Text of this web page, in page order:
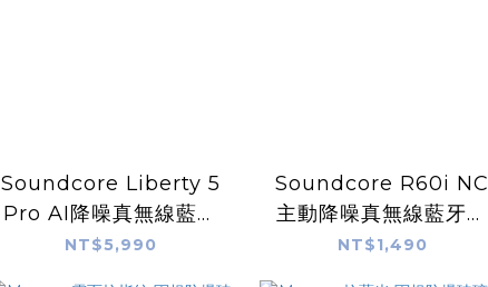
Soundcore Liberty 5
Pro AI降噪真無線藍牙
耳機
NT$5,990
Soundcore R60i NC
主動降噪真無線藍牙耳
機
NT$1,490